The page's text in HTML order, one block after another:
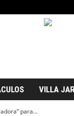
VILLA
para...